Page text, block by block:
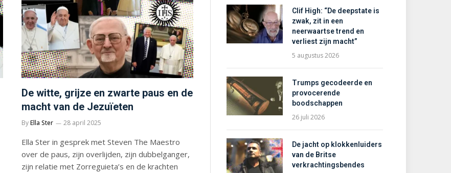
De witte, grijze en zwarte paus en de
macht van de Jezuïeten
ByElla Ster 28 april 2025
Ella Ster in gesprek met Steven The Maestro
over de paus, zijn overlijden, zijn dubbelganger,
zijn relatie met Zorreguieta’s en de krachten
Clif High: “De deepstate is
zwak, zit in een
neerwaartse trend en
verliest zijn macht”
5 augustus 2026
Trumps gecodeerde en
provocerende
boodschappen
26 juli 2026
De jacht op klokkenluiders
van de Britse
verkrachtingsbendes